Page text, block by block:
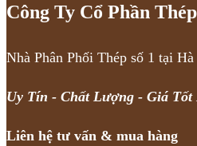
Công Ty Cổ Phần
Nhà Phân Phối Thép số 1 tại
Uy Tín - Chất Lượng - Giá Tốt
Liên hệ tư vấn & mua hàng